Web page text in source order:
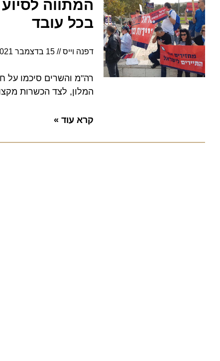
בכל עובד
דפנה וייס 15 בדצמבר 2021 20:02
רה"מ והשרים סיכמו על
המלון, לצד הכשרות
קרא עוד »